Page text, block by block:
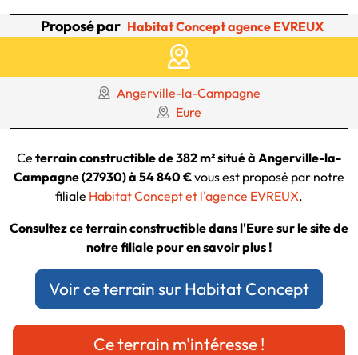
Proposé par Habitat Concept agence EVREUX
Angerville-la-Campagne
Eure
Ce terrain constructible de 382 m² situé à Angerville-la-
Campagne (27930) à 54 840 €vous est proposé par notre
filiale Habitat Concept et l'agence EVREUX.
Consultez ce terrain constructible dans l'Eure sur le site de
notre filiale pour en savoir plus !
Voir ce terrain sur Habitat Concept
Ce terrain m'intéresse !